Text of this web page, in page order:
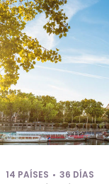
14 PAÍSES 36 DÍAS